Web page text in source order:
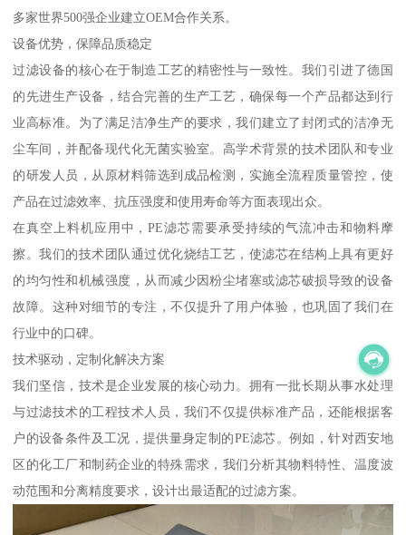
多家世界500强企业建立OEM合作关系。
设备优势，保障品质稳定
过滤设备的核心在于制造工艺的精密性与一致性。我们引进了德国
的先进生产设备，结合完善的生产工艺，确保每一个产品都达到行
业高标准。为了满足洁净生产的要求，我们建立了封闭式的洁净无
尘车间，并配备现代化无菌实验室。高学术背景的技术团队和专业
的研发人员，从原材料筛选到成品检测，实施全流程质量管控，使
产品在过滤效率、抗压强度和使用寿命等方面表现出众。
在真空上料机应用中，PE滤芯需要承受持续的气流冲击和物料摩
擦。我们的技术团队通过优化烧结工艺，使滤芯在结构上具有更好
的均匀性和机械强度，从而减少因粉尘堵塞或滤芯破损导致的设备
故障。这种对细节的专注，不仅提升了用户体验，也巩固了我们在
行业中的口碑。
技术驱动，定制化解决方案
我们坚信，技术是企业发展的核心动力。拥有一批长期从事水处理
与过滤技术的工程技术人员，我们不仅提供标准产品，还能根据客
户的设备条件及工况，提供量身定制的PE滤芯。例如，针对西安地
区的化工厂和制药企业的特殊需求，我们分析其物料特性、温度波
动范围和分离精度要求，设计出最适配的过滤方案。